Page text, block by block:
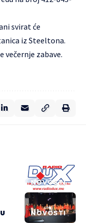
svirat će
iz Steeltona.
zabave.
NOVOSTI
NOVOSTI